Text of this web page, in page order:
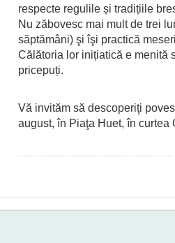
respecte regulile și tradițiile
Nu zăbovesc mai mult de trei
săptămâni) şi îşi practică
Călătoria lor inițiatică e menită
pricepuți.
Vă invităm să descoperiţi
august, în Piaţa Huet, în